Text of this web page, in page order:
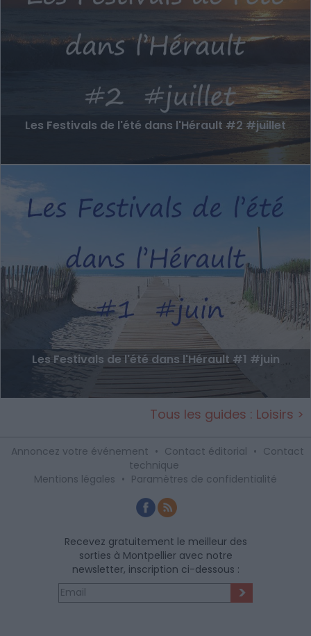
Les Festivals de l'été dans l'Hérault #2 #juillet
Les Festivals de l'été dans l'Hérault #1 #juin
Tous les guides : Loisirs >
Annoncez votre événement • Contact éditorial • Contact
technique
Mentions légales • Paramètres de confidentialité
Recevez gratuitement le meilleur des
sorties à Montpellier avec notre
newsletter, inscription ci-dessous :
>